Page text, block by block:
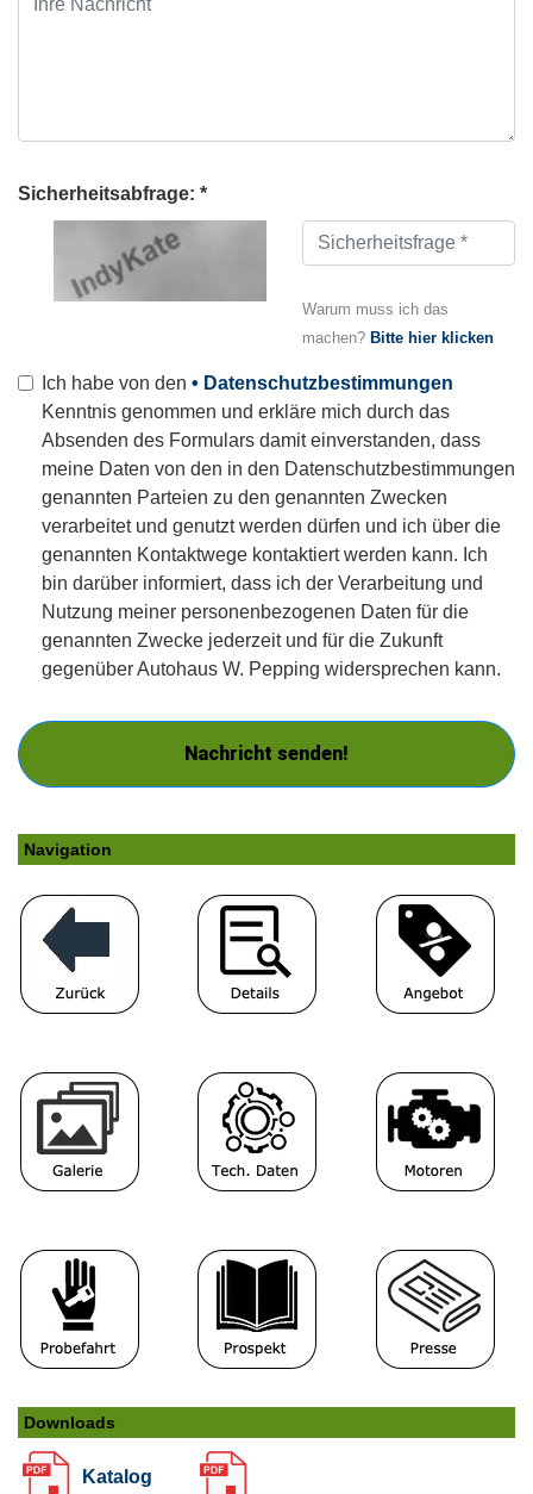
Sicherheitsabfrage: *
Warum muss ich das
machen? Bitte hier klicken
Ich habe von den • Datenschutzbestimmungen
Kenntnis genommen und erkläre mich durch das
Absenden des Formulars damit einverstanden, dass
meine Daten von den in den Datenschutzbestimmungen
genannten Parteien zu den genannten Zwecken
verarbeitet und genutzt werden dürfen und ich über die
genannten Kontaktwege kontaktiert werden kann. Ich
bin darüber informiert, dass ich der Verarbeitung und
Nutzung meiner personenbezogenen Daten für die
genannten Zwecke jederzeit und für die Zukunft
gegenüber Autohaus W. Pepping widersprechen kann.
Nachricht senden!
Navigation
Downloads
Katalog